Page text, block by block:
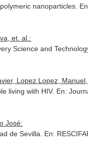
nanoparticles.
et. al.:
Science and
Lopez Lopez,
living with HIV. En:
José:
de Sevilla. En: